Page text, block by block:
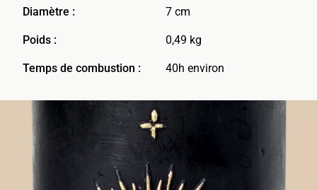
Diamètre : 7 cm
Poids : 0,49 kg
Temps de combustion : 40h environ